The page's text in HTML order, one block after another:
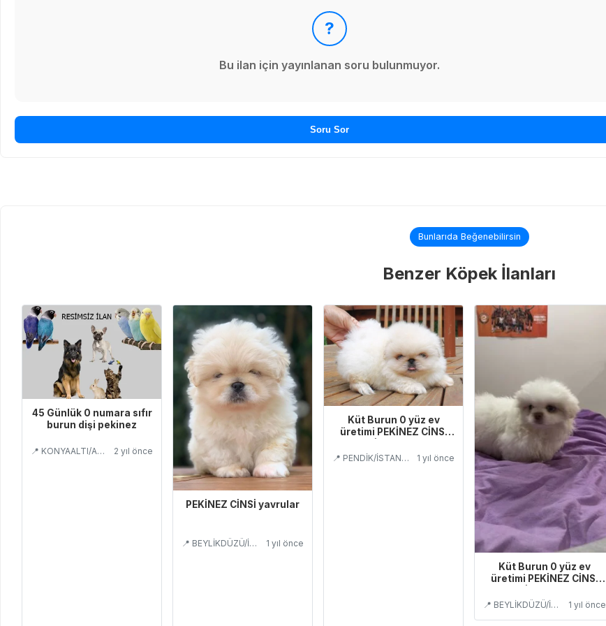
?
Bu ilan için yayınlanan soru bulunmuyor.
Soru Sor
Bunlarıda Beğenebilirsin
Benzer Köpek İlanları
45 Günlük 0 numara sıfır
burun dişi pekinez
📍 KONYAALTI/ANTALYA 2 yıl önce
PEKİNEZ CİNSİ yavrular
📍 BEYLİKDÜZÜ/İSTANBUL 1 yıl önce
Küt Burun 0 yüz ev
üretimi PEKİNEZ CİNSİ
📍 PENDİK/İSTANBUL 1 yıl önce
Küt Burun 0 yüz ev
üretimi PEKİNEZ CİNSİ
📍 BEYLİKDÜZÜ/İSTANBUL 1 yıl önce